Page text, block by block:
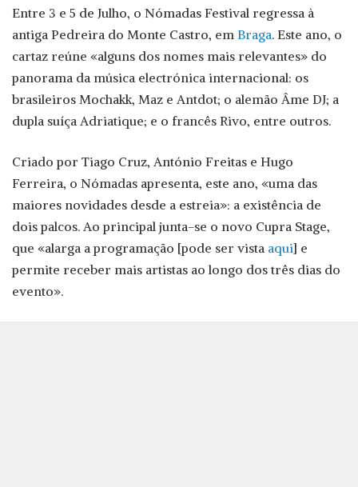
Entre 3 e 5 de Julho, o Nómadas Festival regressa à
antiga Pedreira do Monte Castro, em Braga. Este ano, o
cartaz reúne «alguns dos nomes mais relevantes» do
panorama da música electrónica internacional: os
brasileiros Mochakk, Maz e Antdot; o alemão Âme DJ; a
dupla suíça Adriatique; e o francês Rivo, entre outros.
Criado por Tiago Cruz, António Freitas e Hugo
Ferreira, o Nómadas apresenta, este ano, «uma das
maiores novidades desde a estreia»: a existência de
dois palcos. Ao principal junta-se o novo Cupra Stage,
que «alarga a programação [pode ser vista aqui] e
permite receber mais artistas ao longo dos três dias do
evento».